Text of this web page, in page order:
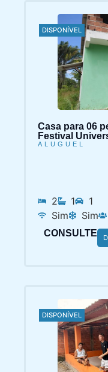
DISPONÍVEL
Casa para 06
Festival
ALUGUEL
2 1
1
Sim
Sim
CONSULTE
DISPONÍVEL